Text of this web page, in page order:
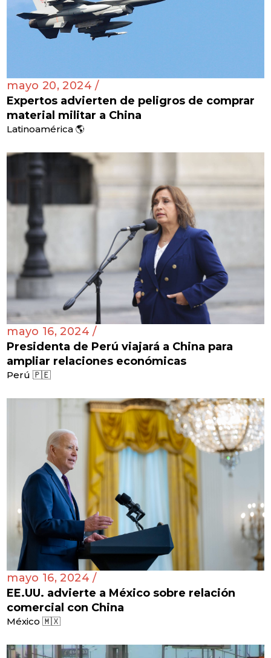
mayo 20, 2024 /
Expertos advierten de peligros de comprar
material militar a China
Latinoamérica 🌎
mayo 16, 2024 /
Presidenta de Perú viajará a China para
ampliar relaciones económicas
Perú 🇵🇪
mayo 16, 2024 /
EE.UU. advierte a México sobre relación
comercial con China
México 🇲🇽